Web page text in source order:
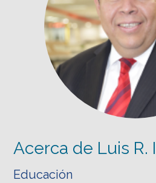
Acerca de Luis R.
Educación